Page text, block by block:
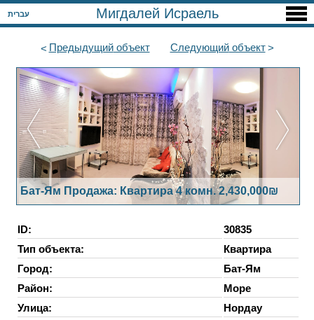
עברית Мигдалей Исраель
Предыдущийобъект Следующийобъект
Бат-Ям Продажа: Квартира 4 комн. 2,430,000₪
ID:
30835
Тип объекта:
Квартира
Город:
Бат-Ям
Район:
Море
Улица:
Нордау